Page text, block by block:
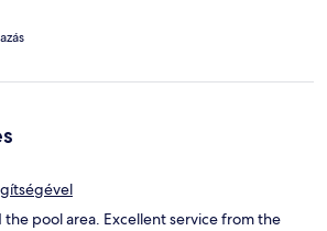
pool area. Excellent service from the